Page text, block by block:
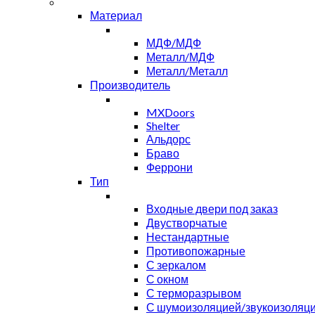
Материал
МДФ/МДФ
Металл/МДФ
Металл/Металл
Производитель
MXDoors
Shelter
Альдорс
Браво
Феррони
Тип
Входные двери под заказ
Двустворчатые
Нестандартные
Противопожарные
С зеркалом
С окном
С терморазрывом
С шумоизоляцией/